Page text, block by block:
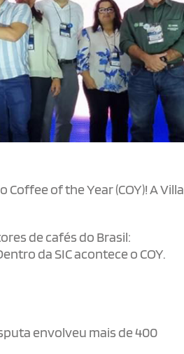
of the Year (COY)! A Villa
de cafés do Brasil:
da SIC acontece o COY.
envolveu mais de 400